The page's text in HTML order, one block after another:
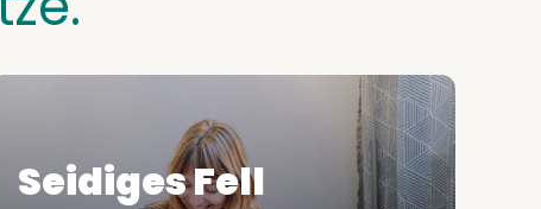
Seidiges Fell